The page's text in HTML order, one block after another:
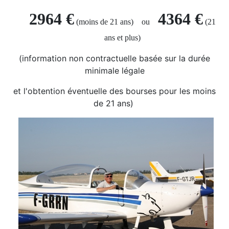
2964 €(moins de 21 ans) ou 4364 €(21
ans et plus)
(information non contractuelle basée sur la durée
minimale légale
et l'obtention éventuelle des bourses pour les moins
de 21 ans)